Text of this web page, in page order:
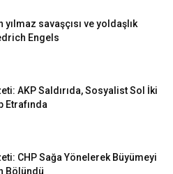
yılmaz savaşçısı ve yoldaşlık
Engels
AKP Saldırıda, Sosyalist Sol İki
Etrafında
CHP Sağa Yönelerek Büyümeyi
Bölündü